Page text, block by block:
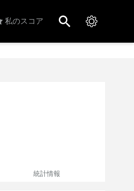
私のスコア
統計情報